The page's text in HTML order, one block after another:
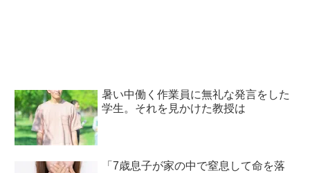
暑い中働く作業員に無礼な発言をした
学生。それを見かけた教授は
「7歳息子が家の中で窒息して命を落